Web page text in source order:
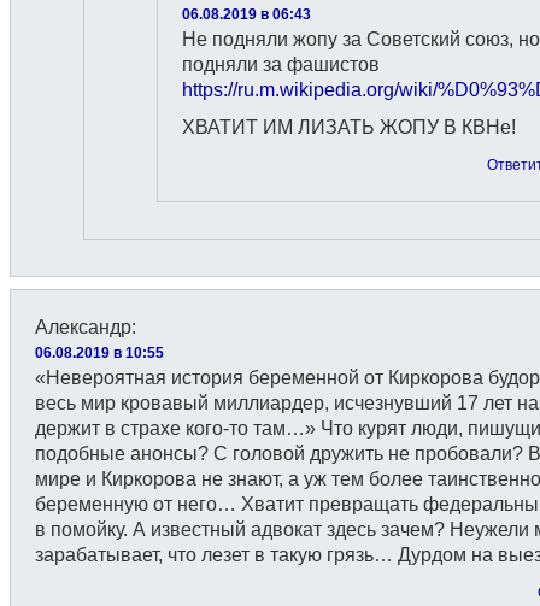
06.08.2019 в 06:43
Не подняли жопу за Советский союз, но
подняли за фашистов
https://ru.m.wikipedia.org/wiki/
ХВАТИТ ИМ ЛИЗАТЬ ЖОПУ В КВНе!
Александр:
06.08.2019 в 10:55
«Невероятная история беременной от Киркорова
весь мир кровавый миллиардер, исчезнувший 17 лет
держит в страхе кого-то там…» Что курят люди,
подобные анонсы? С головой дружить не пробовали?
мире и Киркорова не знают, а уж тем более таинственно
беременную от него… Хватит превращать
в помойку. А известный адвокат здесь зачем? Неужели
зарабатывает, что лезет в такую грязь… Дурдом на